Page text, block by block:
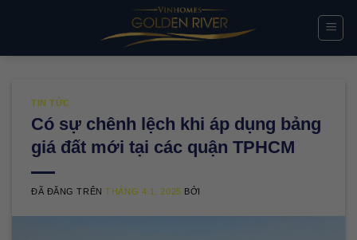
TIN TỨC
Có sự chênh lệch khi áp dụng bảng
giá đất mới tại các quận TPHCM
ĐÃ ĐĂNG TRÊNTHÁNG 4 1, 2025 BỞI